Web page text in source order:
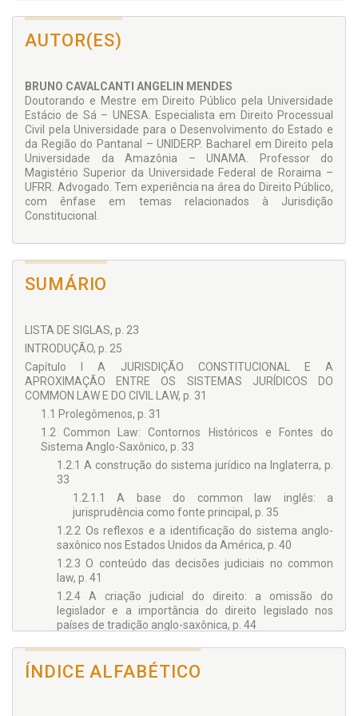
geral e a objetivação do recurso extraordinário, a formação
de precedentes com a declaração incidental de
das súmulas no Brasil, a uniformização da legislação federal,
dentre outros temas.
Trata-se de uma obra que revela preocupação com tema da
maior atualidade, cujas ilações são oriundas da curiosidade
jurídico-científica que despertou o interesse do autor em
pesquisar e escrever sobre o tema, sendo de leitura
necessária aos estudiosos que pretendem aprofundar-se
em temas relacionados à Jurisdição constitucional
contemporânea.
necessidade de respeitar os precedentes das Cortes Supremas.
Como já tive a oportunidade de escrever, “embora deva ser no
a essa situação na doutrina e na praxe brasileiras. É como se
estas decisões não fossem vistas ou fossem admitidas por
sereminevitáveis. A advertência de que
que sem pre se viu escrita sobre a cabeça dos juízes nas salas do
civil law, além de não mais bastar, constitui piada de mau gosto
àquele que, em uma das salas do Tribunal e sob tal inscrição,
recebe decisão distinta da proferida – em caso idêntico – pela
Turma cuja sala se localiza me
tros mais adiante, no mesmo
longo e indiferente corredor do prédio que, antes de tudo,
deveria abrigar a igualdade de tratamento perante o Direito”.
Luiz Guilherme Marinoni
Professor Titular de Direito Processual Civil da UFPR
Pós-Doutor pela Universidade de Milão
Visiting Scholar na Columbia University
AUTOR(ES)
BRUNO CAVALCANTI ANGELIN MENDES
Doutorando e Mestre em Direito Público pela Universidade
Estácio de Sá – UNESA. Especialista em Direito Processual
Civil pela Universidade para o Desenvolvimento do Estado e
da Região do Pantanal – UNIDERP. Bacharel em Direito pela
Universidade da Amazônia – UNAMA. Professor do
Magistério Superior da Universidade Federal de Roraima –
UFRR. Advogado. Tem experiência na área do Direito Público,
com ênfase em temas relacionados à Jurisdição
Constitucional.
SUMÁRIO
LISTA DE SIGLAS, p. 23
INTRODUÇÃO, p. 25
Capítulo I A JURISDIÇÃO CONSTITUCIONAL E A
APROXIMAÇÃO ENTRE OS SISTEMAS JURÍDICOS DO
COMMON LAW E DO CIVIL LAW, p. 31
1.1 Prolegômenos, p. 31
1.2 Common Law: Contornos Históricos e Fontes do
Sistema Anglo-Saxônico, p. 33
1.2.1 A construção do sistema jurídico na Inglaterra, p.
33
1.2.1.1 A base do common law inglês: a
jurisprudência como fonte principal, p. 35
1.2.2 Os reflexos e a identificação do sistema anglo-
saxônico nos Estados Unidos da América, p. 40
1.2.3 O conteúdo das decisões judiciais no common
law, p. 41
1.2.4 A criação judicial do direito: a omissão do
legislador e a importância do direito legislado nos
países de tradição anglo-saxônica, p. 44
1.3.1 Linhas gerais sobre a formação do sistema, p. 46
ÍNDICE ALFABÉTICO